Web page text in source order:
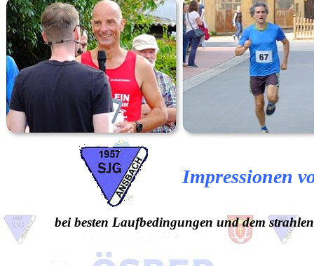
Impressionen
bei besten Laufbedingungen und dem